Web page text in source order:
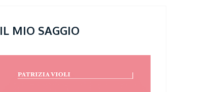
IL MIO SAGGIO